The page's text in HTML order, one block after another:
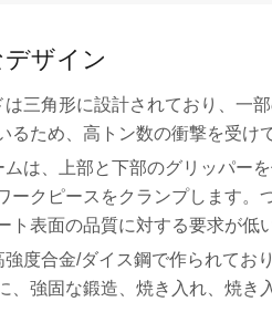
ザイン
三角形に設計されており、一
るため、高トン数の衝撃を受け
は、上部と下部のグリッパー
ークピースをクランプします。
ト表面の品質に対する要求が低
度合金/ダイス鋼で作られてお
、強固な鍛造、焼き入れ、焼き